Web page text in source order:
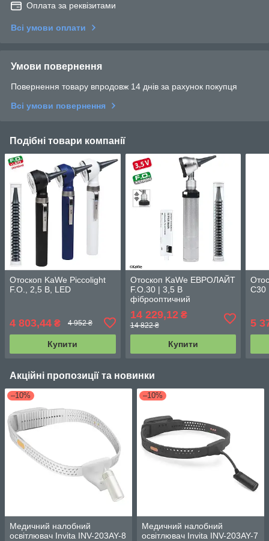
Оплата за реквізитами
Всі умови оплати
Умови повернення
Повернення товару впродовж 14 днів за рахунок покупця
Всі умови повернення
Подібні товари компанії
Отоскоп KaWe Piccolight
F.O., 2,5 В, LED
4 803,44 ₴ 4 952 ₴
Купити
Отоскоп KaWe ЕВРОЛАЙТ
F.O.30 | 3,5 В
фіброоптичний
14 229,12₴
14 822 ₴
Купити
C30
5
Акційні пропозиції та новинки
–10%
Медичний налобний
освітлювач Invita INV-203AY-8
–10%
Медичний налобний
освітлювач Invita INV-203AY-7